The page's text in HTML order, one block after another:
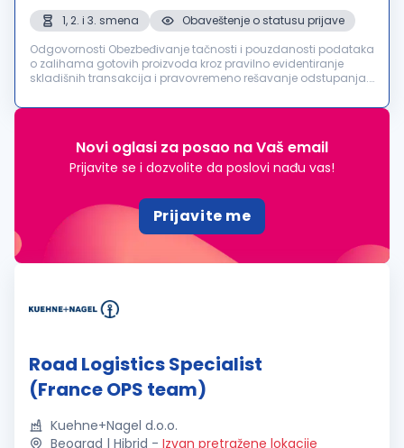
1, 2. i 3. smena
Obaveštenje o statusu prijave
Odgovornosti Obezbeđivanje tačnosti i pouzdanosti podataka
o zalihama gotovih proizvoda kroz pravilno evidentiranje
skladišnih transakcija i pravovremeno rešavanje odstupanja.
smene putem saps...
Novi oglasi za posao na Vaš email
Prijavite se i dozvolite da poslovi nađu vas!
Prijavite me
Road Logistics Specialist
(France OPS team)
Kuehne+Nagel d.o.o.
Beograd | Hibrid - Izvan pretražene lokacije